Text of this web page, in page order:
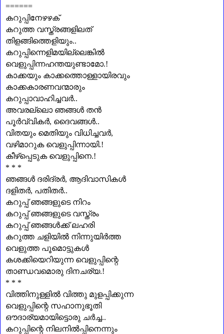
======
കറുപ്പിനേഴഴക്
കറുത്ത വസ്ത്രങ്ങളിലത്
തിളങ്ങിത്തെളിയും..
കറുപ്പിന്നെളിമയില്ലെങ്കിൽ
വെളുപ്പിന്നഹന്തയുണ്ടാമോ.!
കാക്കയും കാക്കത്തൊള്ളായിരവും
കാക്കകാരണവന്മാരും
കറുപ്പാവാഹിച്ചവർ..
അവരല്ലൊ ഞങ്ങൾ തൻ
പൂർവ്വികർ, ദൈവങ്ങൾ..
വിതയും മെതിയും വിധിച്ചവർ,
വഴിമാറുക വെളുപ്പിന്നായി.!
കീഴ്പ്പെടുക വെളുപ്പിനെ.!
* * *
ഞങ്ങൾ ദരിദ്രർ, ആദിവാസികൾ
ദളിതർ, പതിതർ..
കറുപ്പ് ഞങ്ങളുടെ നിറം
കറുപ്പ് ഞങ്ങളുടെ വസ്ത്രം
കറുപ്പ് ഞങ്ങൾക്ക് ലഹരി
കറുത്ത ചളിയിൽ നിന്നുയിർത്ത
വെളുത്ത പൂമൊട്ടുകൾ
കശക്കിയെറിയുന്ന വെളുപ്പിന്റെ
താണ്ഡവമൊരു ദിനചര്യ.!
* * *
വിത്തിനുള്ളിൽ വിത്തു മുളപ്പിക്കുന്ന
വെളുപ്പിന്റെ സഹാനുഭൂതി
ഔദാര്യമായിട്ടൊരു ചർച്ച..
കറുപ്പിന്റെ നിലനിൽപ്പിനെന്നും